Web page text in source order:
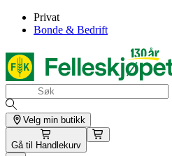
Privat
Bonde & Bedrift
Velg min butikk
Gå til Handlekurv